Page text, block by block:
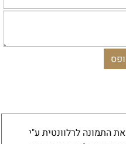
התמונה לרלוונטית ע"י